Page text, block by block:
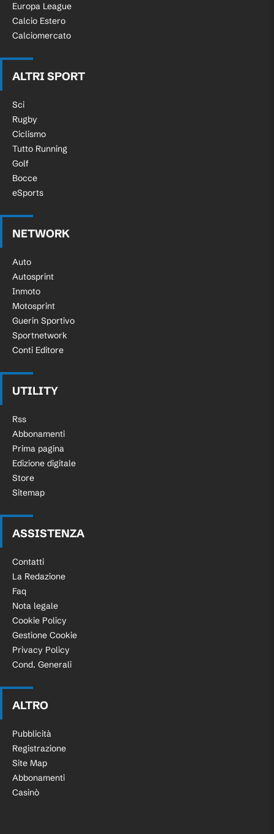
Europa League
Calcio Estero
Calciomercato
ALTRI SPORT
Sci
Rugby
Ciclismo
Tutto Running
Golf
Bocce
eSports
NETWORK
Auto
Autosprint
Inmoto
Motosprint
Guerin Sportivo
Sportnetwork
Conti Editore
UTILITY
Rss
Abbonamenti
Prima pagina
Edizione digitale
Store
Sitemap
ASSISTENZA
Contatti
La Redazione
Faq
Nota legale
Cookie Policy
Gestione Cookie
Privacy Policy
Cond. Generali
ALTRO
Pubblicità
Registrazione
Site Map
Abbonamenti
Casinò